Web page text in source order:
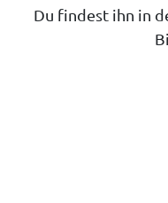
Du findest ihn in